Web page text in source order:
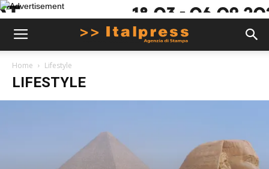
Home Lifestyle
LIFESTYLE